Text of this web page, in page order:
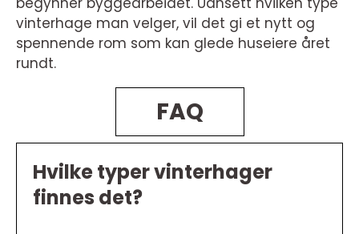
vinterhage man velger, vil det gi et nytt og
spennende rom som kan glede huseiere året
rundt.
FAQ
Hvilke typer vinterhager
finnes det?